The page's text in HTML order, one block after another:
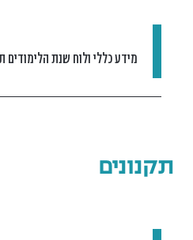
מידע כללי ולוח שנת
תקנונים